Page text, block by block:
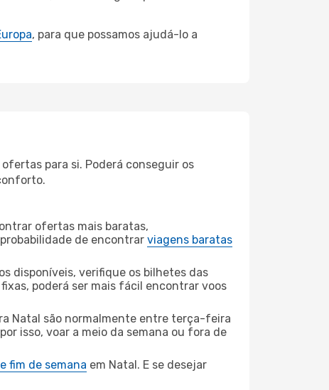
, para que possamos ajudá-lo a
para si. Poderá conseguir os
ofertas mais baratas,
de encontrar viagens baratas
disponíveis, verifique os bilhetes das
poderá ser mais fácil encontrar voos
Natal são normalmente entre terça-feira
isso, voar a meio da semana ou fora de
fim de semana em Natal. E se desejar